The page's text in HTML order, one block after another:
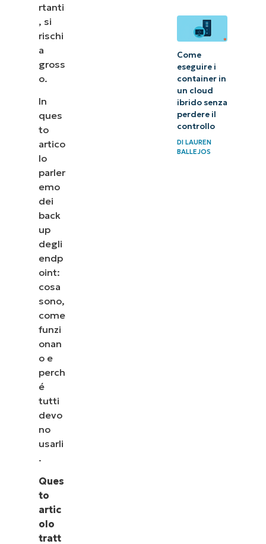
rtanti
, si
rischi
a
gross
o.
In
ques
to
artico
lo
parler
emo
dei
back
up
degli
endp
oint:
cosa
sono,
come
funzi
onan
o e
perch
é
tutti
devo
no
usarli
.
Ques
to
artic
olo
tratt
Come
eseguire i
container in
un cloud
ibrido senza
perdere il
controllo
DILAUREN
BALLEJOS